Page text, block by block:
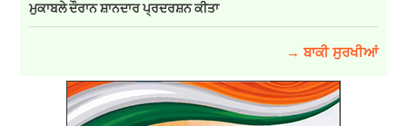
ਮੁਕਾਬਲੇ ਦੌਰਾਨ ਸ਼ਾਨਦਾਰ ਪ੍ਰਦਰਸ਼ਨ ਕੀਤਾ
→ ਬਾਕੀ ਸੁਰਖੀਆਂ